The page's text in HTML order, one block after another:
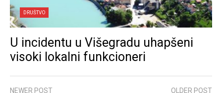
DRUŠTVO
U incidentu u Višegradu uhapšeni
visoki lokalni funkcioneri
NEWER POST OLDER POST